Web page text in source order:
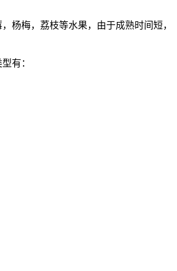
杨梅，荔枝等水果，由于成熟时间短，
有：